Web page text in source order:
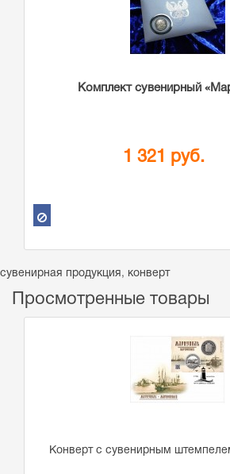
Комплект сувенирный
1 321 руб.
сувенирная продукция , конверт
Просмотренные товары
Конверт с сувенирным